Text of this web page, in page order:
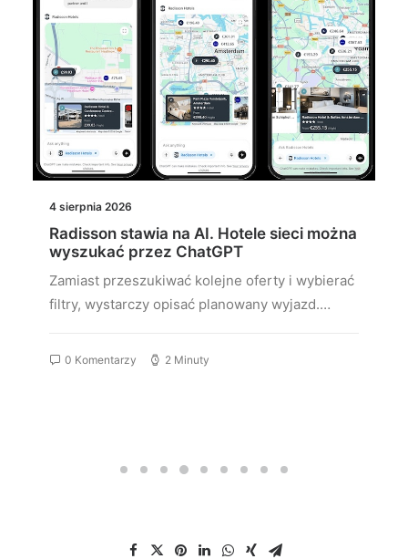
4 sierpnia 2026
Radisson stawia na AI. Hotele sieci można
wyszukać przez ChatGPT
Zamiast przeszukiwać kolejne oferty i wybierać
filtry, wystarczy opisać planowany wyjazd.…
0 Komentarzy 2 Minuty